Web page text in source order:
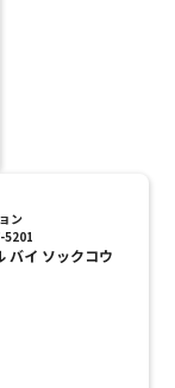
ン
5201
バイ ソックコウ